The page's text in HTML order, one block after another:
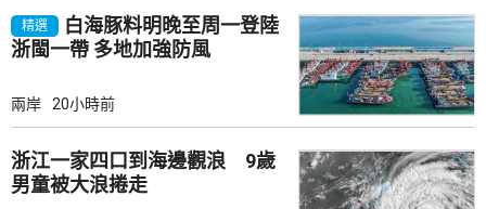
精選
白海豚料明晚至周一登陸
浙閩一帶 多地加強防風
兩岸 20小時前
浙江一家四口到海邊觀浪 9歲
男童被大浪捲走